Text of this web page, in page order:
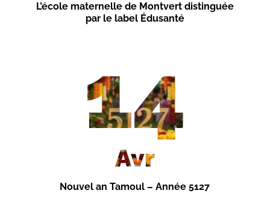
L’école maternelle de Montvert distinguée
par le label Édusanté
Nouvel an Tamoul – Année 5127
14
Avr